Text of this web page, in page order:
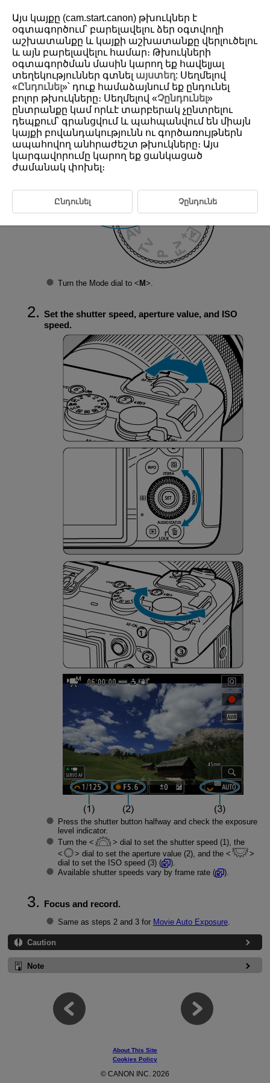
D388-039
Movie Manual Exposure
You can set your preferred shutter speed, aperture value, and ISO speed
for movie recording.
Set the recording mode to [ ].
Turn the Mode dial to M
Set the shutter speed, aperture value, and ISO
speed.
Press the shutter button halfway and check the exposure
level indicator.
Turn the
dial to set the shutter speed (1), the
dial to set the aperture value (2), and the
dial to set the ISO speed (3) (
).
Available shutter speeds vary by frame rate (
).
Focus and record.
Same as steps 2 and 3 for Movie Auto Exposure.
Caution
Note
About This Site
Cookies Policy
© CANON INC. 2026
Այս կայքը (cam.start.canon) թխուկներ է
օգտագործում՝ բարելավելու ձեր օգտվողի
աշխատանքը և կայքի աշխատանքը վերլուծելու
և այն բարելավելու համար։ Թխուկների
օգտագործման մասին կարող եք հավելյալ
տեղեկություններ գտնել այստեղ: Սեղմելով
«Ընդունել»՝ դուք համաձայնում եք ընդունել
բոլոր թխուկները։ Սեղմելով «Չընդունել»
ընտրանքը կամ որևէ տարբերակ չընտրելու
դեպքում՝ գրանցվում և պահպանվում են միայն
կայքի բովանդակությունն ու գործառույթներն
ապահովող անհրաժեշտ թխուկները։ Այս
կարգավորումը կարող եք ցանկացած
ժամանակ փոխել։
Ընդունել Չընդունե